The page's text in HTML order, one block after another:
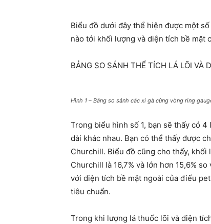
Biểu đồ dưới đây thể hiện được một
nào tới khối lượng và diện tích bề mặt
BẢNG SO SÁNH THỂ TÍCH LÁ LÕI VÀ
Hình 1 – Bảng so sánh các xì gà cùng vòng ring
Trong biểu hình số 1, bạn sẽ thấy có
dài khác nhau. Bạn có thể thấy được
Churchill. Biểu đồ cũng cho thấy,
Churchill là 16,7% và lớn hơn 15,6%
với diện tích bề mặt ngoài của điếu
tiêu chuẩn.
Trong khi lượng lá thuốc lõi và diện